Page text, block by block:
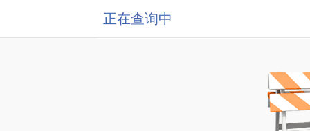
正在查询中